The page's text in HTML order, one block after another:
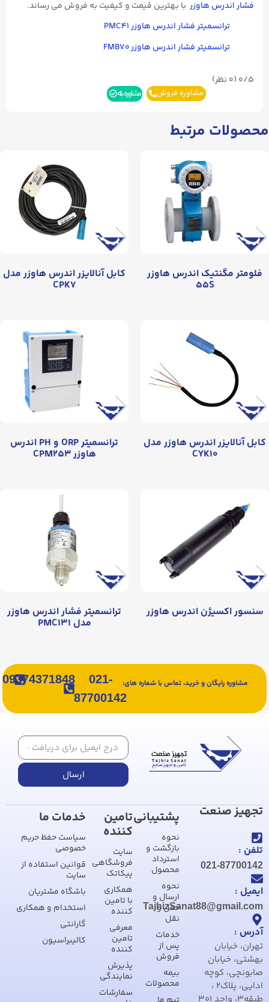
فشار اندرس هاوزربا بهترین قیمت و کیفیت به فروش می رساند.
ترانسمیتر فشار اندرس هاوزر PMC۴۱
ترانسمیتر فشار اندرس هاوزر FMB۷۰
0/5 (۰ نظر)
مشاوره فروش مشاوره بله
محصولات مرتبط
فلومتر مگنتیک اندرس هاوزر
۵۵S
کابل آنالایزر اندرس هاوزر مدل
CPK۷
کابل آنالایزر اندرس هاوزر مدل
CYK۱۰
ترانسمیتر ORP و PH اندرس
هاوزر CPM۲۵۳
سنسور اکسیژن اندرس هاوزر ترانسمیتر فشار اندرس هاوزر
مدل PMC۱۳۱
مشاوره رایگان و خرید، تماس با شماره های:
021-
87700142
09374371848
ارسال
تجهیز صنعت
تلفن :
021-87700142
ایمیل :
TajhizSanat88@gmail.com
آدرس :
تهران، خیابان
بهشتی، خیابان
صابونچی، کوچه
ادایی، پلاک2 ،
پشتیبانی
نحوه
بازگشت و
استرداد
محصول
نحوه
ارسال و
حمل و
نقل
خدمات
پس از
فروش
بیمه
محصولات
تامین
کننده
سایت
فروشگاهی
پیکاتک
همکاری
با تامین
کننده
معرفی
تامین
کننده
پذیرش
نمایندگی
سفارشات
خدمات ما
سیاست حفظ حریم
خصوصی
قوانین استفاده از
سایت
باشگاه مشتریان
استخدام و همکاری
گارانتی
کالیبراسیون